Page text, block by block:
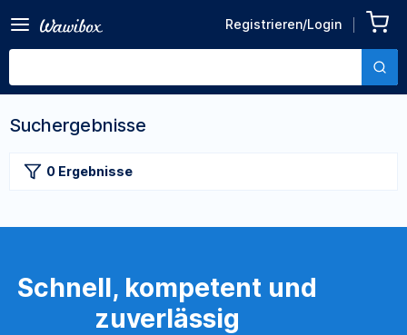
Registrieren/Login
Suchergebnisse
0 Ergebnisse
Schnell, kompetent und
zuverlässig